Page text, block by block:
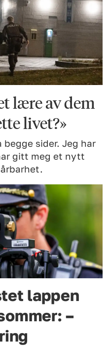
lære av dem
livet?»
sider. Jeg har
gitt meg et nytt
lappen
–